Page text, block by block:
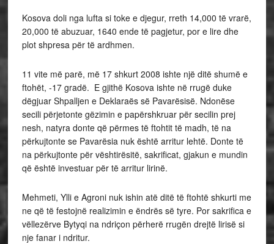
Kosova doli nga lufta si toke e djegur, rreth 14,000 të vrarë,
20,000 të abuzuar, 1640 ende të pagjetur, por e lire dhe
plot shpresa për të ardhmen.
11 vite më parë, më 17 shkurt 2008 ishte një ditë shumë e
ftohët, -17 gradë. E gjithë Kosova ishte në rrugë duke
dëgjuar Shpalljen e Deklaraës së Pavarësisë. Ndonëse
secili përjetonte gëzimin e papërshkruar për secilin prej
nesh, natyra donte që përmes të ftohtit të madh, të na
përkujtonte se Pavarësia nuk është arritur lehtë. Donte të
na përkujtonte për vështirësitë, sakrificat, gjakun e mundin
që është investuar për të arritur lirinë.
Mehmeti, Ylli e Agroni nuk ishin atë ditë të ftohtë shkurti me
ne që të festojnë realizimin e ëndrës së tyre. Por sakrifica e
vëllezërve Bytyqi na ndriçon përherë rrugën drejtë lirisë si
nje fanar i ndritur.